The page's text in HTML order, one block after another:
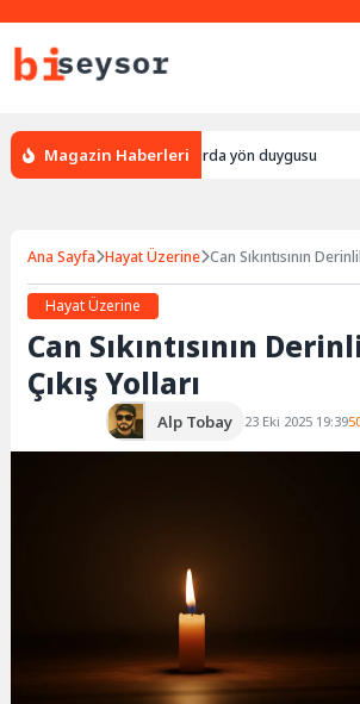
Magazin Haberleri
bulması, hayvanlarda yön duygusu
Ana Sayfa Hayat Üzerine Can Sıkıntısının
Hayat Üzerine
Can Sıkıntısının
Çıkış Yolları
Alp Tobay 23 Eki 2025 19:39